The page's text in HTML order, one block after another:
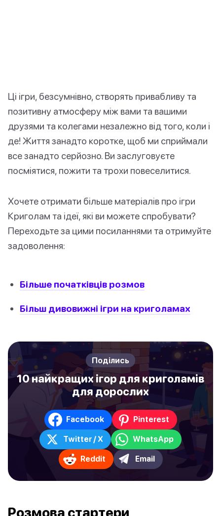
Ці ігри, безсумнівно, створять привабливу та
позитивну атмосферу між вами та вашими
друзями та колегами незалежно від того, коли і
де! Життя занадто коротке, щоб ми сприймали
все занадто серйозно. Ви заслуговуєте
посміятися, пожити та трохи повеселитися.
Хочете отримати більше матеріалів про ігри
Криголам та ідеї, які ви можете спробувати?
Переходьте за цими посиланнями та отримуйте
задоволення:
Більше початківців розмов
Більш дивовижні ігри на криголамах
Поділись
10 найкращих ігор для криголамів
для дорослих
Facebook Pinterest
Twitter / X WhatsApp
Reddit Email
Pозмова стартери